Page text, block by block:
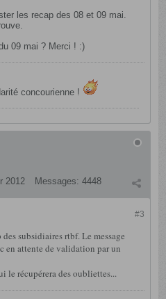
les recap des 08 et 09 mai.
09 mai ? Merci ! :)
concourienne !
2012 Messages: 4448
#3
subsidiaires rtbf. Le message
en attente de validation par un
le récupérera des oubliettes...